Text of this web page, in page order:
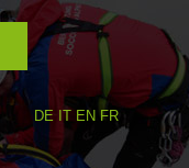
DE IT EN FR